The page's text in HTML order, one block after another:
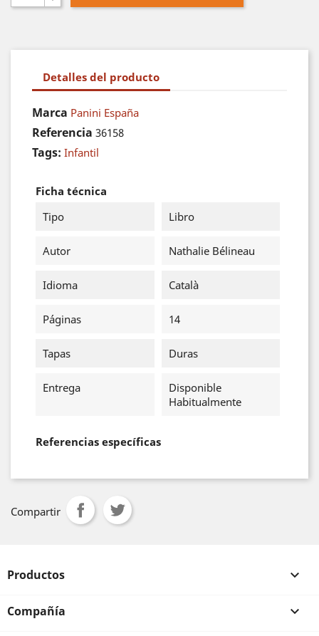
Detalles del producto
Marca Panini España
Referencia 36158
Tags: Infantil
Ficha técnica
Tipo
Libro
Autor Nathalie Bélineau
Idioma Català
Páginas 14
Tapas Duras
Entrega
Disponible
Habitualmente
Referencias específicas
Compartir
Productos 
Compañía 